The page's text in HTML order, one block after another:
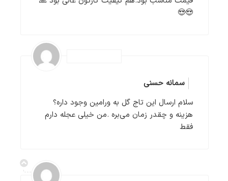
😍😍
سمانه حسنی
سلام ارسال این تاج گل به ورامین وجود داره؟
هزینه و چقدر زمان می‌بره .من خیلی عجله دارم
فقط‌